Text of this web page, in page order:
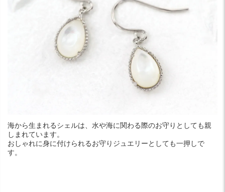
海から生まれるシェルは、水や海に関わる際のお守りとしても親
しまれています。
おしゃれに身に付けられるお守りジュエリーとしても一押しで
す。